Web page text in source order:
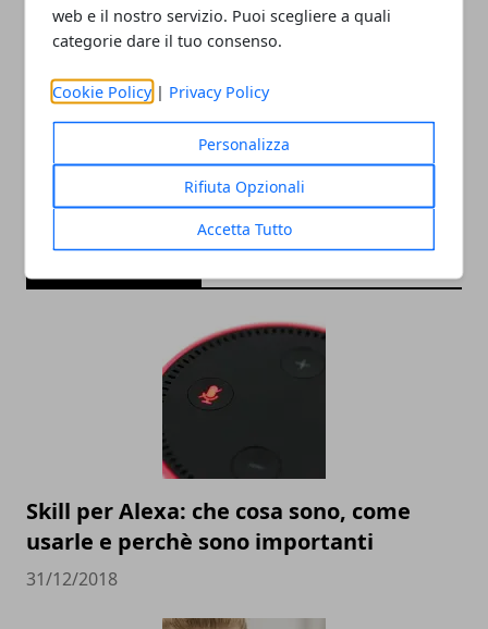
web e il nostro servizio. Puoi scegliere a quali
categorie dare il tuo consenso.
Cookie Policy | Privacy Policy
Personalizza
Rifiuta Opzionali
Accetta Tutto
Skill per Alexa: che cosa sono, come
usarle e perchè sono importanti
31/12/2018